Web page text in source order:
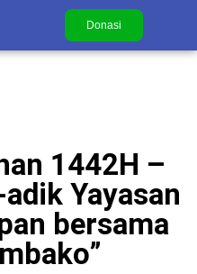
Donasi
1442H –
Yayasan
bersama